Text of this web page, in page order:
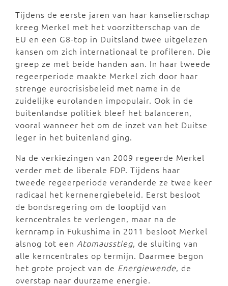
Tijdens de eerste jaren van haar kanselierschap
kreeg Merkel met het voorzitterschap van de
EU en een G8-top in Duitsland twee uitgelezen
kansen om zich internationaal te profileren. Die
greep ze met beide handen aan. In haar tweede
regeerperiode maakte Merkel zich door haar
strenge eurocrisisbeleid met name in de
zuidelijke eurolanden impopulair. Ook in de
buitenlandse politiek bleef het balanceren,
vooral wanneer het om de inzet van het Duitse
leger in het buitenland ging.
Na de verkiezingen van 2009 regeerde Merkel
verder met de liberale FDP. Tijdens haar
tweede regeerperiode veranderde ze twee keer
radicaal het kernenergiebeleid. Eerst besloot
de bondsregering om de looptijd van
kerncentrales te verlengen, maar na de
kernramp in Fukushima in 2011 besloot Merkel
alsnog tot een Atomausstieg, de sluiting van
alle kerncentrales op termijn. Daarmee begon
het grote project van de Energiewende, de
overstap naar duurzame energie.